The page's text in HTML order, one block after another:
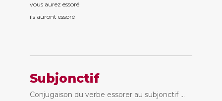
vous aurez essoré
ils auront essoré
Subjonctif
Conjugaison du verbe essorer au subjonctif ...